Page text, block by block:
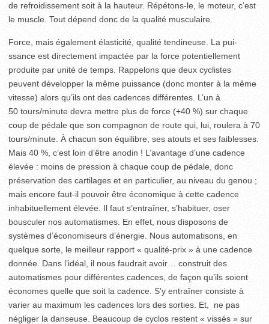
de refroidissement soit à la hauteur. Répétons-le, le moteur, c’est
le muscle. Tout dépend donc de la qualité musculaire.
Force, mais également élasticité, qualité tendineuse. La pui­
ssance est directement impactée par la force potentiellement
produite par unité de temps. Rappelons que deux cyclistes
peuvent développer la même puissance (donc monter à la même
vitesse) alors qu’ils ont des cadences différentes. L’un à
50 tours/minute devra mettre plus de force (+40 %) sur chaque
coup de pédale que son compagnon de route qui, lui, roulera à 70
tours/minute. À chacun son équilibre, ses atouts et ses faiblesses.
Mais 40 %, c’est loin d’être anodin ! L’avantage d’une cadence
élevée : moins de pression à chaque coup de pédale, donc
préservation des cartilages et en particulier, au niveau du genou ;
mais encore faut-il pouvoir être économique à cette cadence
inhabituellement élevée. Il faut s’entraîner, s’habituer, oser
bousculer nos automatismes. En effet, nous disposons de
systèmes d’économiseurs d’énergie. Nous automatisons, en
quelque sorte, le meilleur rapport « qualité-prix » à une cadence
donnée. Dans l’idéal, il nous faudrait avoir… construit des
automatismes pour différentes cadences, de façon qu’ils soient
économes quelle que soit la cadence. S’y entraîner consiste à
varier au maximum les cadences lors des sorties. Et, ne pas
négliger la danseuse. Beaucoup de cyclos restent « vissés » sur